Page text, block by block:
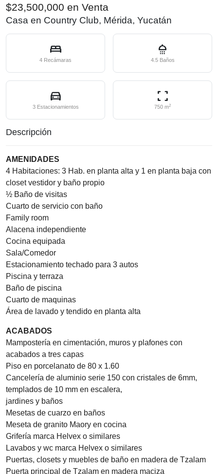
$23,500,000 en Venta
Casa en Country Club, Mérida, Yucatán
bed
4 Recámaras
shower
4.5 Baños
directions_car
3 Estacionamientos
fullscreen
750 m2
Descripción
AMENIDADES
4 Habitaciones: 3 Hab. en planta alta y 1 en planta baja con
closet vestidor y baño propio
½ Baño de visitas
Cuarto de servicio con baño
Family room
Alacena independiente
Cocina equipada
Sala/Comedor
Estacionamiento techado para 3 autos
Piscina y terraza
Baño de piscina
Cuarto de maquinas
Área de lavado y tendido en planta alta
ACABADOS
Mampostería en cimentación, muros y plafones con
acabados a tres capas
Piso en porcelanato de 80 x 1.60
Cancelería de aluminio serie 150 con cristales de 6mm,
templados de 10 mm en escalera,
jardines y baños
Mesetas de cuarzo en baños
Meseta de granito Maory en cocina
Grifería marca Helvex o similares
Lavabos y wc marca Helvex o similares
Puertas, closets y muebles de baño en madera de Tzalam
Puerta principal de Tzalam en madera maciza